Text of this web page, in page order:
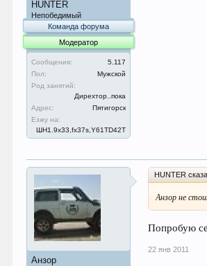
HUNTER
Непобедимый
Команда форума
Модератор
Сообщения:
5.117
Пол:
Мужской
Род занятий:
Дирехтор..пока
Адрес:
Пятигорск
Езжу на:
ШН1.9x33,fx37s,Y61TD42T
Анзор
HUNTER
Анзор не
Попробую
22 янв 2011